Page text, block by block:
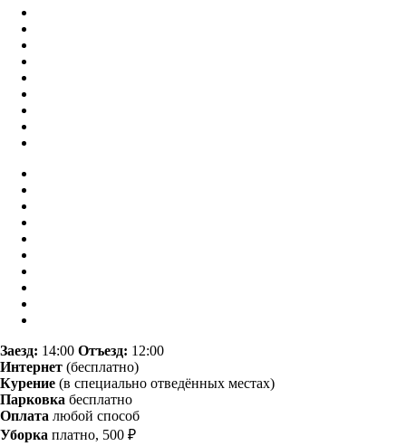
Заезд: 14:00 Отъезд: 12:00
Интернет (бесплатно)
Курение (в специально отведённых местах)
Парковка бесплатно
Оплата любой способ
Уборка платно, 500 ₽